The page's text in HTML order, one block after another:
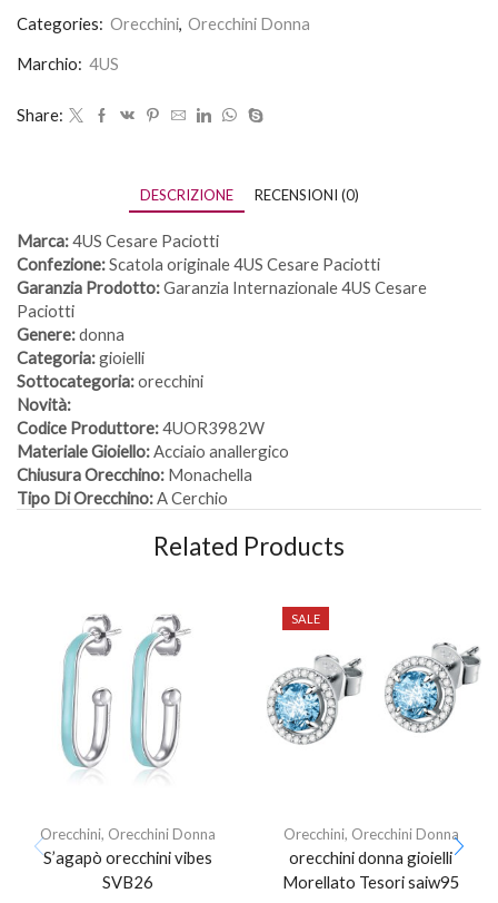
Categories: Orecchini, Orecchini Donna
Marchio: 4US
Share:
DESCRIZIONE RECENSIONI (0)
Marca:4US Cesare Paciotti
Confezione:Scatola originale 4US Cesare Paciotti
Garanzia Prodotto:Garanzia Internazionale 4US Cesare
Paciotti
Genere:donna
Categoria:gioielli
Sottocategoria:orecchini
Novità:
Codice Produttore:4UOR3982W
Materiale Gioiello:Acciaio anallergico
Chiusura Orecchino: Monachella
Tipo Di Orecchino:A Cerchio
Related Products
Orecchini, Orecchini Donna
S’agapò orecchini vibes
SVB26
SALE
Orecchini, Orecchini Donna
orecchini donna gioielli
Morellato Tesori saiw95